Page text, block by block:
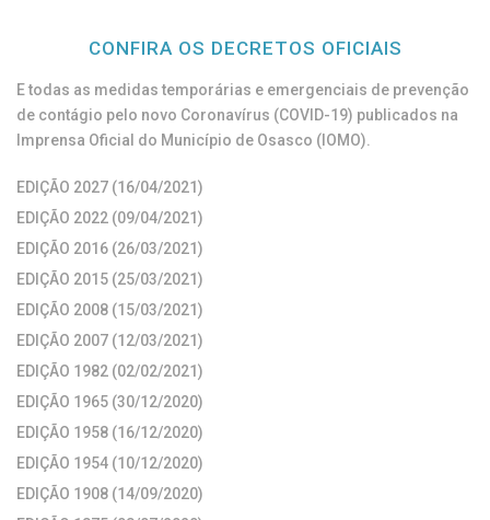
CONFIRA OS DECRETOS OFICIAIS
E todas as medidas temporárias e emergenciais de prevenção
de contágio pelo novo Coronavírus (COVID-19) publicados na
Imprensa Oficial do Município de Osasco (IOMO).
EDIÇÃO 2027 (16/04/2021)
EDIÇÃO 2022 (09/04/2021)
EDIÇÃO 2016 (26/03/2021)
EDIÇÃO 2015 (25/03/2021)
EDIÇÃO 2008 (15/03/2021)
EDIÇÃO 2007 (12/03/2021)
EDIÇÃO 1982 (02/02/2021)
EDIÇÃO 1965 (30/12/2020)
EDIÇÃO 1958 (16/12/2020)
EDIÇÃO 1954 (10/12/2020)
EDIÇÃO 1908 (14/09/2020)